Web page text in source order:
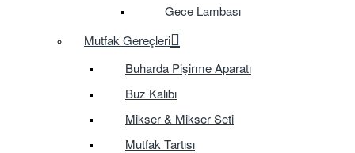
Gece Lambası
Mutfak Gereçleri
Buharda Pişirme Aparatı
Buz Kalıbı
Mikser & Mikser Seti
Mutfak Tartısı